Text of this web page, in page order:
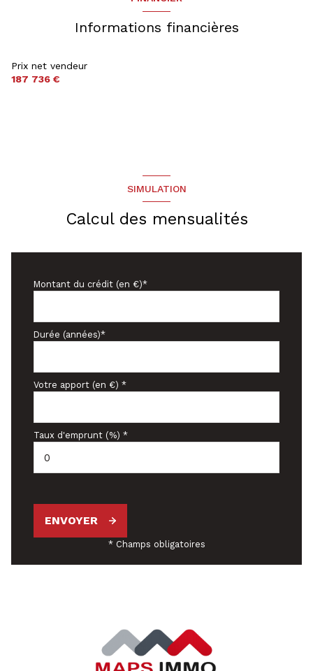
Informations financières
Prix net vendeur
187 736 €
SIMULATION
Calcul des mensualités
Montant du crédit (en €)*
Durée (années)*
Votre apport (en €) *
Taux d'emprunt (%) *
ENVOYER
* Champs obligatoires